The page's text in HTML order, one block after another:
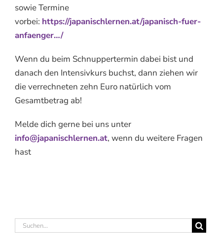
sowie Termine
vorbei: https://japanischlernen.at/japanisch-fuer-
anfaenger…/
Wenn du beim Schnuppertermin dabei bist und
danach den Intensivkurs buchst, dann ziehen wir
die verrechneten zehn Euro natürlich vom
Gesamtbetrag ab!
Melde dich gerne bei uns unter
info@japanischlernen.at, wenn du weitere Fragen
hast
Suche